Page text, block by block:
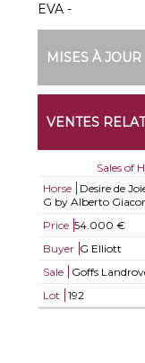
EVA -
MISES À JOUR
VENTES
Sales of
Horse
Desire de
G by Alberto
Price 54.000 €
Buyer G Elliott
Sale
Goffs
Lot
192